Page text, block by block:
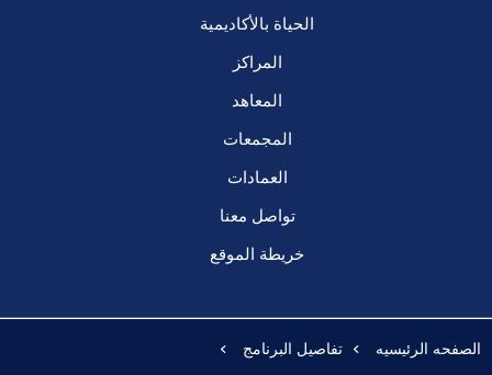
الحياة بالأكاديمية
المراكز
المعاهد
المجمعات
العمادات
تواصل معنا
خريطة الموقع
الصفحه الرئيسيه تفاصيل البرنامج